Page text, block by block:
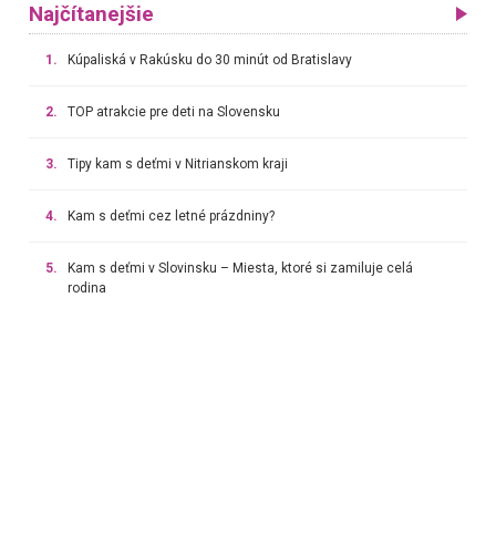
Najčítanejšie
1. Kúpaliská v Rakúsku do 30 minút od Bratislavy
2. TOP atrakcie pre deti na Slovensku
3. Tipy kam s deťmi v Nitrianskom kraji
4. Kam s deťmi cez letné prázdniny?
5.
Kam s deťmi v Slovinsku – Miesta, ktoré si zamiluje celá
rodina